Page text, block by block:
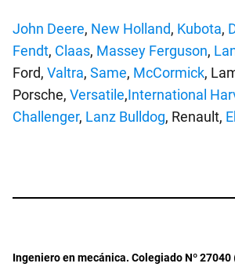
John Deere, New Holland, Kubota,
Fendt, Claas, Massey Ferguson,
Ford, Valtra, Same, McCormick,
Porsche, Versatile,International
Challenger, Lanz Bulldog, Renault,
Ingeniero en mecánica. Colegiado Nº 27040